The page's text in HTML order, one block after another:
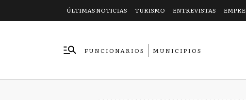
ÚLTIMAS NOTICIAS TURISMO ENTREVISTAS
FUNCIONARIOS
MUNICIPIOS